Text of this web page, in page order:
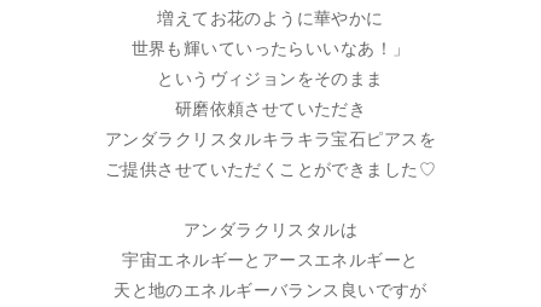
増えてお花のように華やかに
世界も輝いていったらいいなあ！」
というヴィジョンをそのまま
研磨依頼させていただき
アンダラクリスタルキラキラ宝石ピアスを
ご提供させていただくことができました♡
アンダラクリスタルは
宇宙エネルギーとアースエネルギーと
天と地のエネルギーバランス良いですが